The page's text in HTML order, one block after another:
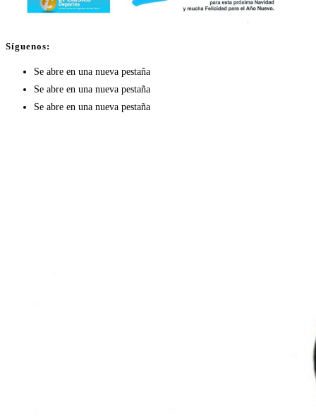
Síguenos:
Se abre en una nueva pestaña
Se abre en una nueva pestaña
Se abre en una nueva pestaña